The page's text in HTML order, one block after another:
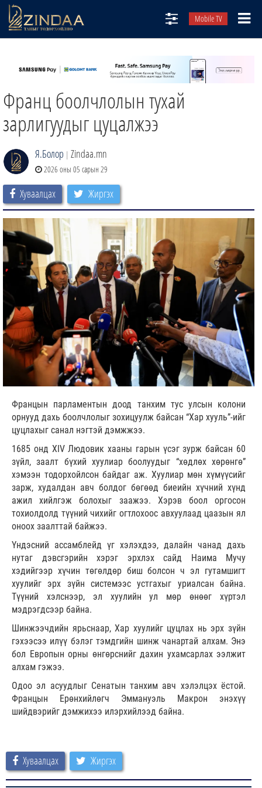
Mobile TV
ТВ8
ӨГЛӨӨНИЙ СОНИН
АУДИО ЗОХИОЛ
ЗИНДАА СЭТГҮҮЛ
Франц боолчлолын тухай
зарлигуудыг цуцалжээ
Я.Болор | Zindaa.mn
2026 оны 05 сарын 29
Хуваалцах Жиргэх
Францын парламентын доод танхим тус улсын колони
орнууд дахь боолчлолыг зохицуулж байсан “Хар хууль”-ийг
цуцлахыг санал нэгтэй дэмжжээ.
1685 онд XIV Людовик хааны гарын үсэг зурж байсан 60
зүйл, заалт бүхий хуулиар боолуудыг “хөдлөх хөрөнгө”
хэмээн тодорхойлсон байдаг аж. Хуулиар мөн хүмүүсийг
зарж, худалдан авч болдог бөгөөд биеийн хүчний хүнд
ажил хийлгэж болохыг заажээ. Хэрэв боол оргосон
тохиолдолд түүний чихийг огтлохоос авхуулаад цаазын ял
оноох заалттай байжээ.
Үндэсний ассамблейд үг хэлэхдээ, далайн чанад дахь
нутаг дэвсгэрийн хэрэг эрхлэх сайд Наима Мучу
хэдийгээр хүчин төгөлдөр биш болсон ч эл гутамшигт
хуулийг эрх зүйн системээс устгахыг уриалсан байна.
Түүний хэлснээр, эл хуулийн ул мөр өнөөг хүртэл
мэдрэгдсээр байна.
Шинжээчдийн ярьснаар, Хар хуулийг цуцлах нь эрх зүйн
гэхээсээ илүү бэлэг тэмдгийн шинж чанартай алхам. Энэ
бол Европын орны өнгөрснийг дахин ухамсарлах ээлжит
алхам гэжээ.
Одоо эл асуудлыг Сенатын танхим авч хэлэлцэх ёстой.
Францын Ерөнхийлөгч Эммануэль Макрон энэхүү
шийдвэрийг дэмжихээ илэрхийлээд байна.
Хуваалцах Жиргэх